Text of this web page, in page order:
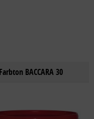
BACCARA 30